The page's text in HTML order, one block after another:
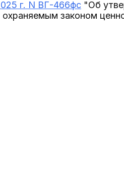
г. N ВГ-466фс "Об
законом